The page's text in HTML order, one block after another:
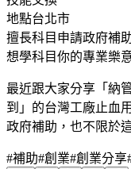
地點台北市
擅長科目 申請政府補
想學科目你的專業樂
最近跟大家分享「納
到」的台灣工廠止血
政府補助，也不限於
#補助#創業#創業分享